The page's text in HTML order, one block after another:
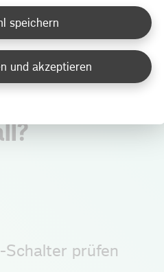
Schalter prüfen
speichern
und akzeptieren